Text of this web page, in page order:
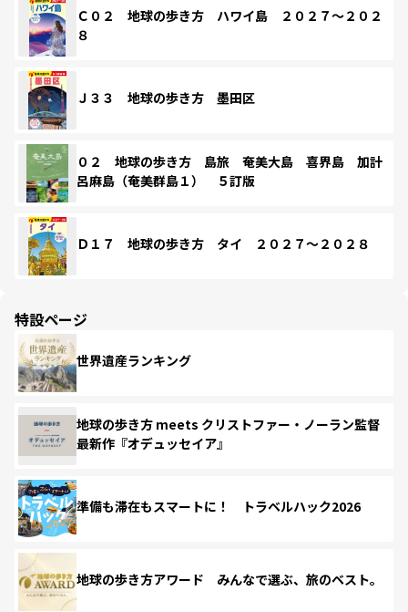
Ｃ０２ 地球の歩き方 ハワイ島 ２０２７～２０２
８
Ｊ３３ 地球の歩き方 墨田区
０２ 地球の歩き方 島旅 奄美大島 喜界島 加計
呂麻島（奄美群島１） ５訂版
Ｄ１７ 地球の歩き方 タイ ２０２７～２０２８
特設ページ
世界遺産ランキング
地球の歩き方 meets クリストファー・ノーラン監督
最新作『オデュッセイア』
準備も滞在もスマートに！ トラベルハック2026
地球の歩き方アワード みんなで選ぶ、旅のベスト。